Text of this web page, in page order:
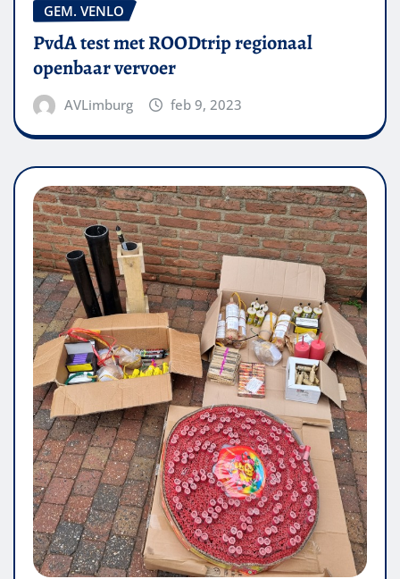
GEM. VENLO
PvdA test met ROODtrip regionaal
openbaar vervoer
AVLimburg feb 9, 2023